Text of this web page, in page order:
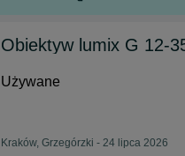
Obiektyw lumix G 12-
Używane
Kraków, Grzegórzki - 24 lipca 2026